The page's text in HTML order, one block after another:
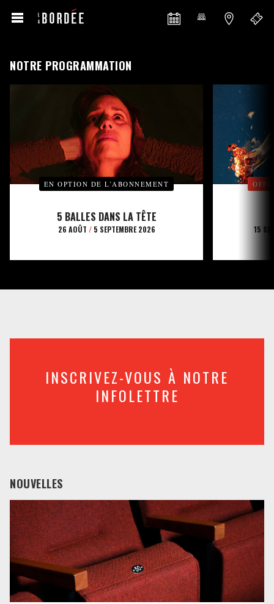
NOTRE PROGRAMMATION
EN OPTION DE L’ABONNEMENT
5 BALLES DANS LA TÊTE
26 AOÛT /5 SEPTEMBRE 2026 15
INSCRIVEZ-VOUS À NOTRE
INFOLETTRE
NOUVELLES